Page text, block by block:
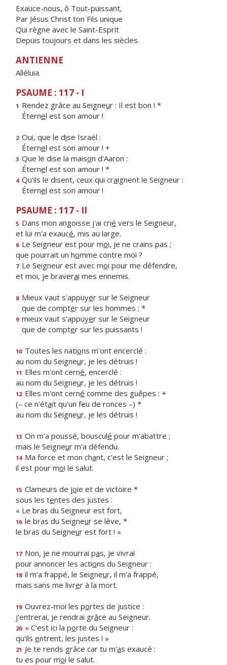
Exauce-nous, ô Tout-puissant,
Par Jésus Christ ton Fils unique
Qui règne avec le Saint-Esprit
Depuis toujours et dans les siècles.
ANTIENNE
Alléluia.
PSAUME : 117 - I
1 Rendez grâce au Seigneur : Il est bon ! *
Éternel est son amour !
2 Oui, que le dise Israël :
Éternel est son amour ! +
3 Que le dise la maison d'Aaron :
Éternel est son amour ! *
4 Qu'ils le disent, ceux qui craignent le Seigneur :
Éternel est son amour !
PSAUME : 117 - II
5 Dans mon angoisse j'ai crié vers le Seigneur,
et lui m'a exaucé, mis au large.
6 Le Seigneur est pour moi, je ne crains pas ;
que pourrait un homme contre moi ?
7 Le Seigneur est avec moi pour me défendre,
et moi, je braverai mes ennemis.
8 Mieux vaut s'appuyer sur le Seigneur
que de compter sur les hommes ; *
9 mieux vaut s'appuyer sur le Seigneur
que de compter sur les puissants !
10 Toutes les nations m'ont encerclé :
au nom du Seigneur, je les détruis !
11 Elles m'ont cerné, encerclé :
au nom du Seigneur, je les détruis !
12 Elles m'ont cerné comme des guêpes : +
(– ce n'était qu'un feu de ronces –) *
au nom du Seigneur, je les détruis !
13 On m'a poussé, bousculé pour m'abattre ;
mais le Seigneur m'a défendu.
14 Ma force et mon chant, c'est le Seigneur ;
il est pour moi le salut.
15 Clameurs de joie et de victoire *
sous les tentes des justes :
« Le bras du Seigneur est fort,
16 le bras du Seigneur se lève, *
le bras du Seigneur est fort ! »
17 Non, je ne mourrai pas, je vivrai
pour annoncer les actions du Seigneur :
18 il m'a frappé, le Seigneur, il m'a frappé,
mais sans me livrer à la mort.
19 Ouvrez-moi les portes de justice :
j'entrerai, je rendrai grâce au Seigneur.
20 « C'est ici la porte du Seigneur :
qu'ils entrent, les justes ! »
21 Je te rends grâce car tu m'as exaucé :
tu es pour moi le salut.